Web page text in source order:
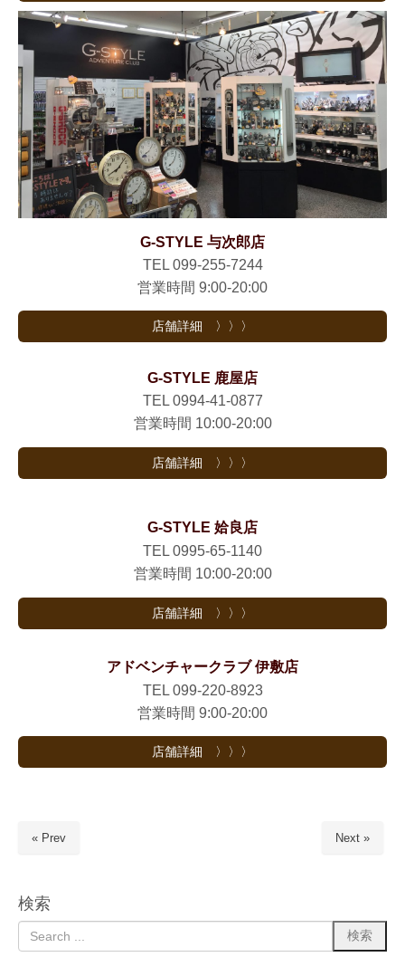
G-STYLE 与次郎店
TEL 099-255-7244
営業時間 9:00-20:00
店舗詳細 〉〉〉
G-STYLE 鹿屋店
TEL 0994-41-0877
営業時間 10:00-20:00
店舗詳細 〉〉〉
G-STYLE 姶良店
TEL 0995-65-1140
営業時間 10:00-20:00
店舗詳細 〉〉〉
アドベンチャークラブ 伊敷店
TEL 099-220-8923
営業時間 9:00-20:00
店舗詳細 〉〉〉
« Prev Next »
検索